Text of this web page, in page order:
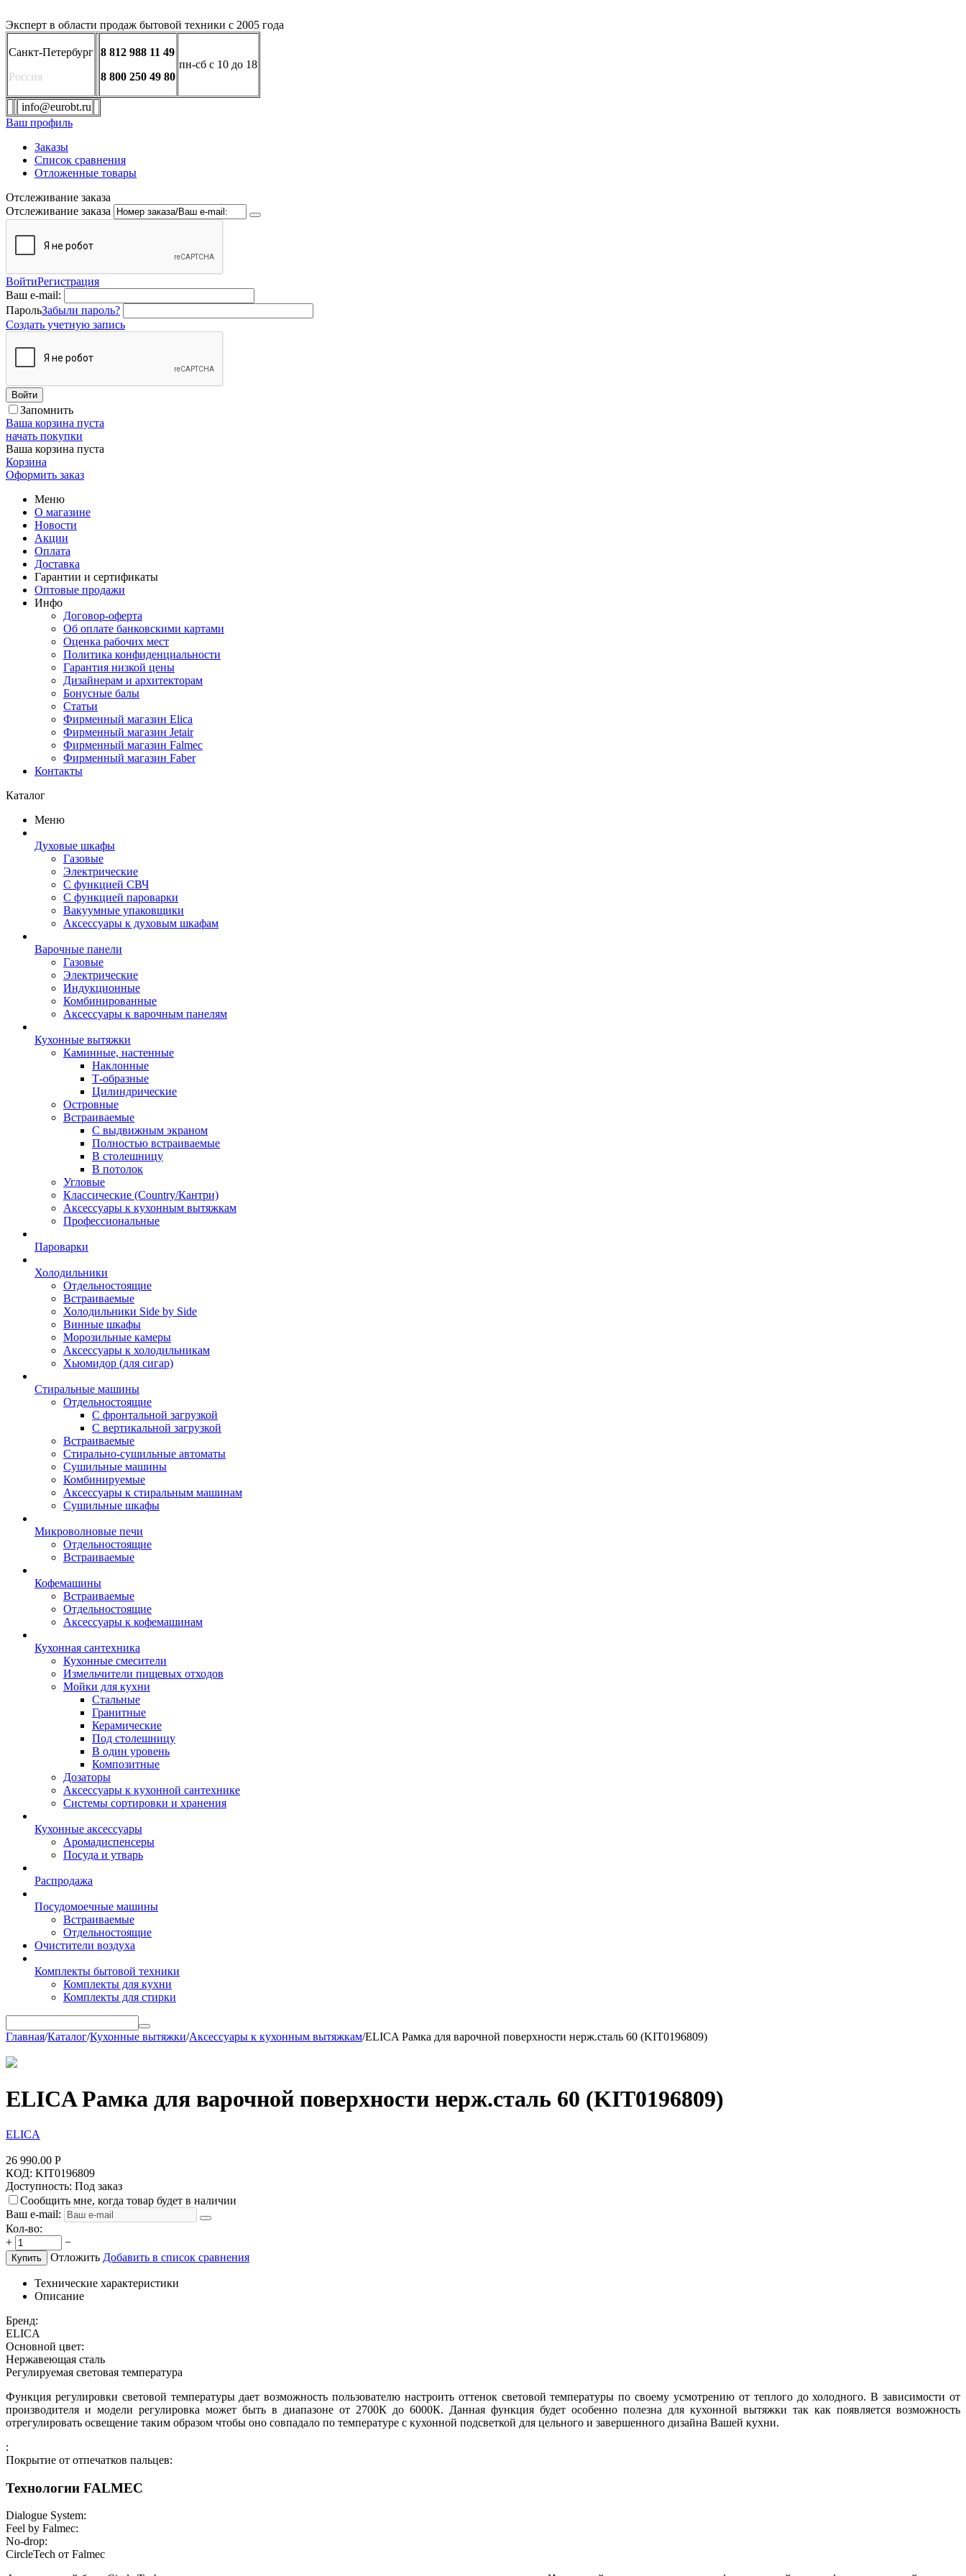
Эксперт в области продаж бытовой техники с 2005 года
Санкт-Петербург
Россия
8 812 988 11 49
8 800 250 49 80
пн-сб с 10 до 18
info@eurobt.ru
Ваш профиль
Заказы
Список сравнения
Отложенные товары
Отслеживание заказа
Отслеживание заказа
ВойтиРегистрация
Ваш e-mail:
ПарольЗабыли пароль?
Создать учетную запись
Войти
Запомнить
Ваша корзина пуста
начать покупки
Ваша корзина пуста
Корзина
Оформить заказ
Меню
О магазине
Новости
Акции
Оплата
Доставка
Гарантии и сертификаты
Оптовые продажи
Инфо
Договор-оферта
Об оплате банковскими картами
Оценка рабочих мест
Политика конфиденциальности
Гарантия низкой цены
Дизайнерам и архитекторам
Бонусные балы
Статьи
Фирменный магазин Elica
Фирменный магазин Jetair
Фирменный магазин Falmec
Фирменный магазин Faber
Контакты
Каталог
Меню
Духовые шкафы
Газовые
Электрические
С функцией СВЧ
С функцией пароварки
Вакуумные упаковщики
Аксессуары к духовым шкафам
Варочные панели
Газовые
Электрические
Индукционные
Комбинированные
Аксессуары к варочным панелям
Кухонные вытяжки
Каминные, настенные
Наклонные
Т-образные
Цилиндрические
Островные
Встраиваемые
С выдвижным экраном
Полностью встраиваемые
В столешницу
В потолок
Угловые
Классические (Country/Кантри)
Аксессуары к кухонным вытяжкам
Профессиональные
Пароварки
Холодильники
Отдельностоящие
Встраиваемые
Холодильники Side by Side
Винные шкафы
Морозильные камеры
Аксессуары к холодильникам
Хьюмидор (для сигар)
Стиральные машины
Отдельностоящие
С фронтальной загрузкой
С вертикальной загрузкой
Встраиваемые
Стирально-сушильные автоматы
Сушильные машины
Комбинируемые
Аксессуары к стиральным машинам
Сушильные шкафы
Микроволновые печи
Отдельностоящие
Встраиваемые
Кофемашины
Встраиваемые
Отдельностоящие
Аксессуары к кофемашинам
Кухонная сантехника
Кухонные смесители
Измельчители пищевых отходов
Мойки для кухни
Стальные
Гранитные
Керамические
Под столешницу
В один уровень
Композитные
Дозаторы
Аксессуары к кухонной сантехнике
Системы сортировки и хранения
Кухонные аксессуары
Аромадиспенсеры
Посуда и утварь
Распродажа
Посудомоечные машины
Встраиваемые
Отдельностоящие
Очистители воздуха
Комплекты бытовой техники
Комплекты для кухни
Комплекты для стирки
Главная/Каталог/Кухонные вытяжки/Аксессуары к кухонным вытяжкам/ELICA Рамка для варочной поверхности нерж.сталь 60 (KIT0196809)
ELICA Рамка для варочной поверхности нерж.сталь 60 (KIT0196809)
ELICA
26 990.00 Р
КОД: KIT0196809
Доступность: Под заказ
Сообщить мне, когда товар будет в наличии
Ваш e-mail:
Кол-во:
+
−
Купить Отложить Добавить в список сравнения
Технические характеристики
Описание
Бренд:
ELICA
Основной цвет:
Нержавеющая сталь
Регулируемая световая температура
Функция регулировки световой температуры дает возможность пользователю настроить оттенок световой температуры по своему усмотрению от теплого до холодного. В зависимости от
производителя и модели регулировка может быть в диапазоне от 2700К до 6000К. Данная функция будет особенно полезна для кухонной вытяжки так как появляется возможность
отрегулировать освещение таким образом чтобы оно совпадало по температуре с кухонной подсветкой для цельного и завершенного дизайна Вашей кухни.
:
Покрытие от отпечатков пальцев:
Технологии FALMEC
Dialogue System:
Feel by Falmec:
No-drop:
СircleTech от Falmec